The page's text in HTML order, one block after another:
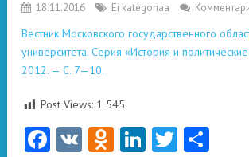
18.11.2016 Ei kategoriaa
Вестник Московского государственного
университета. Серия «История и
2012. — С. 7—10.
Post Views: 1 545
Facebook
VK Odnoklassniki
LinkedIn
Twitter